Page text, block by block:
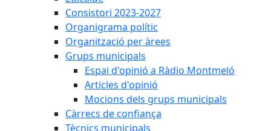
Consistori 2023-2027
Organigrama polític
Organització per àrees
Grups municipals
Espai d'opinió a Ràdio Montmeló
Articles d'opinió
Mocions dels grups municipals
Càrrecs de confiança
Tècnics municipals